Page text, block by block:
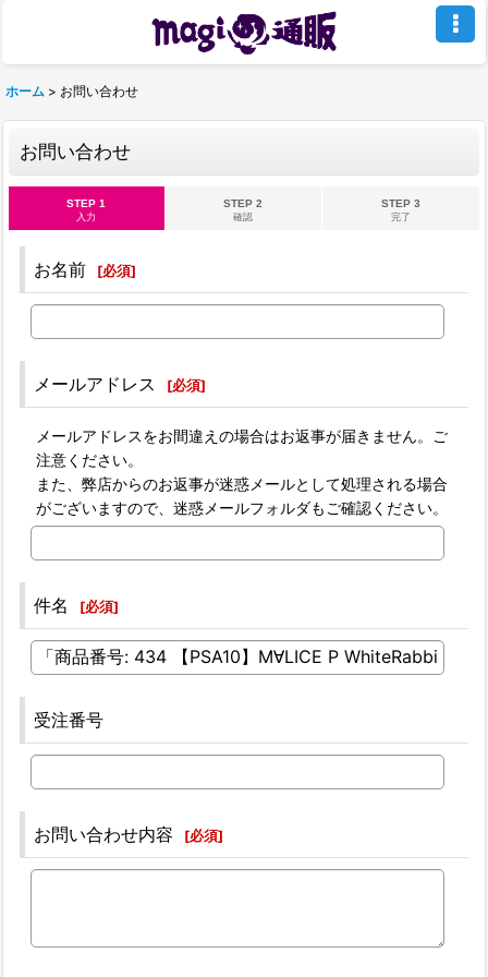
ホーム > お問い合わせ
お問い合わせ
STEP 1
入力
STEP 2
確認
STEP 3
完了
お名前 [必須]
メールアドレス [必須]
メールアドレスをお間違えの場合はお返事が届きません。ご
注意ください。
また、弊店からのお返事が迷惑メールとして処理される場合
がございますので、迷惑メールフォルダもご確認ください。
件名 [必須]
受注番号
お問い合わせ内容 [必須]